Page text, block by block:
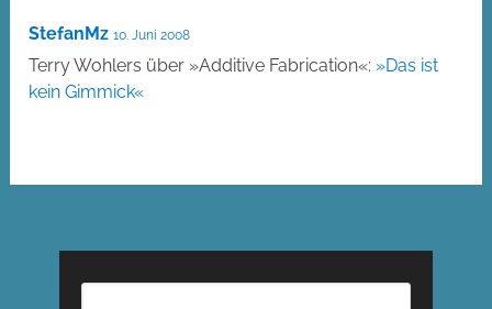
StefanMz 10. Juni 2008
Terry Wohlers über »Additive Fabrication«: »Das ist
kein Gimmick«